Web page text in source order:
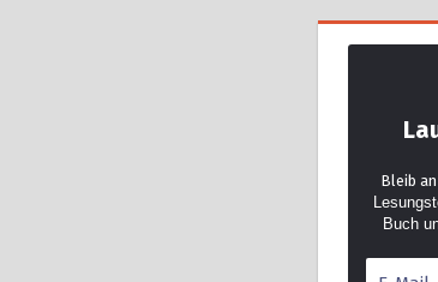
Bleib
Buch